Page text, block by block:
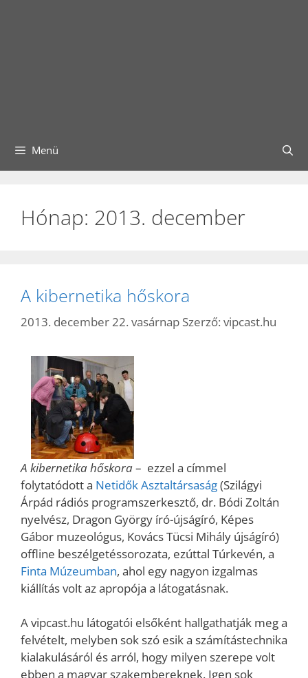
Menü
Hónap: 2013. december
A kibernetika hőskora
2013. december 22. vasárnap Szerző: vipcast.hu
A kibernetika hőskora– ezzel a címmel
folytatódott a Netidők Asztaltársaság(Szilágyi
Árpád rádiós programszerkesztő, dr. Bódi Zoltán
nyelvész, Dragon György író-újságíró, Képes
Gábor muzeológus, Kovács Tücsi Mihály újságíró)
offline beszélgetéssorozata, ezúttal Túrkevén, a
Finta Múzeumban, ahol egy nagyon izgalmas
kiállítás volt az apropója a látogatásnak.
A vipcast.hu látogatói elsőként hallgathatják meg a
felvételt, melyben sok szó esik a számítástechnika
kialakulásáról és arról, hogy milyen szerepe volt
ebben a magyar szakembereknek. Igen sok